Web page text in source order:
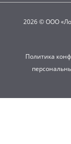
2026 © ООО
Политика